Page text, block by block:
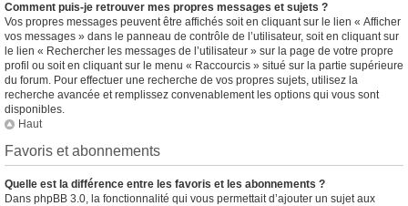
Comment puis-je retrouver mes propres messages et sujets ?
Vos propres messages peuvent être affichés soit en cliquant sur le lien « Afficher
vos messages » dans le panneau de contrôle de l’utilisateur, soit en cliquant sur
le lien « Rechercher les messages de l’utilisateur » sur la page de votre propre
profil ou soit en cliquant sur le menu « Raccourcis » situé sur la partie supérieure
du forum. Pour effectuer une recherche de vos propres sujets, utilisez la
recherche avancée et remplissez convenablement les options qui vous sont
disponibles.
Haut
Favoris et abonnements
Quelle est la différence entre les favoris et les abonnements ?
Dans phpBB 3.0, la fonctionnalité qui vous permettait d’ajouter un sujet aux